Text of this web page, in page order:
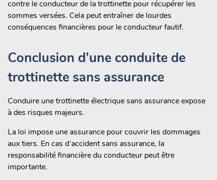
contre le conducteur de la trottinette pour récupérer les
sommes versées. Cela peut entraîner de lourdes
conséquences financières pour le conducteur fautif.
Conclusion d’une conduite de
trottinette sans assurance
Conduire une trottinette électrique sans assurance expose
à des risques majeurs.
La loi impose une assurance pour couvrir les dommages
aux tiers. En cas d’accident sans assurance, la
responsabilité financière du conducteur peut être
importante.